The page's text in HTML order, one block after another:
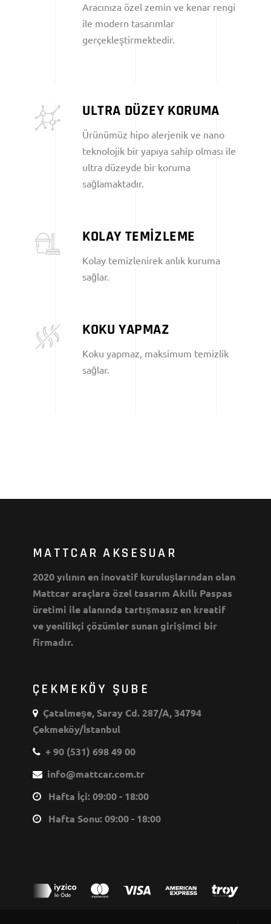
Aracınıza özel zemin ve kenar rengi
ile modern tasarımlar
gerçekleştirmektedir.
ULTRA DÜZEY KORUMA
Ürünümüz hipo alerjenik ve nano
teknolojik bir yapıya sahip olması ile
ultra düzeyde bir koruma
sağlamaktadır.
KOLAY TEMİZLEME
Kolay temizlenirek anlık kuruma
sağlar.
KOKU YAPMAZ
Koku yapmaz, maksimum temizlik
sağlar.
MATTCAR AKSESUAR
2020 yılının en inovatif kuruluşlarından olan
Mattcar araçlara özel tasarım Akıllı Paspas
üretimi ile alanında tartışmasız en kreatif
ve yenilikçi çözümler sunan girişimci bir
firmadır.
ÇEKMEKÖY ŞUBE
Çatalmeşe, Saray Cd. 287/A, 34794
Çekmeköy/İstanbul
+ 90 (531) 698 49 00
info@mattcar.com.tr
Hafta İçi: 09:00 - 18:00
Hafta Sonu: 09:00 - 18:00